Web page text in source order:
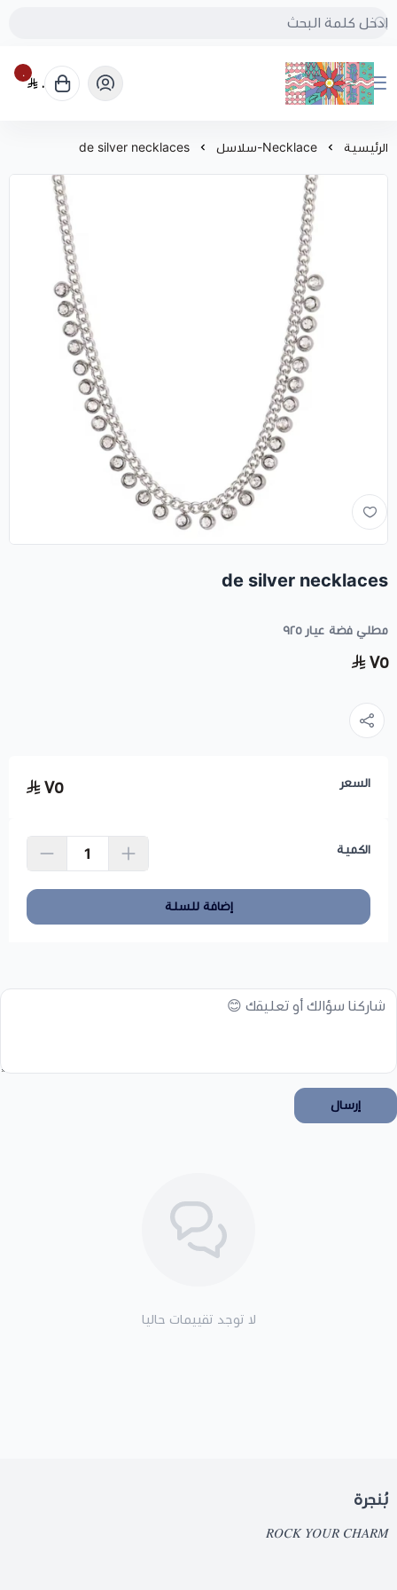
بُنجرة
٠
٠
الرئيسية Necklace-سلاسل de silver necklaces
de silver necklaces
مطلي فضة عيار ٩٢٥
٧٥
السعر ٧٥
الكمية
إضافة للسلة
إرسال
لا توجد تقييمات حاليا
بُنجرة
𝑅𝑂𝐶𝐾 𝑌𝑂𝑈𝑅 𝐶𝐻𝐴𝑅𝑀